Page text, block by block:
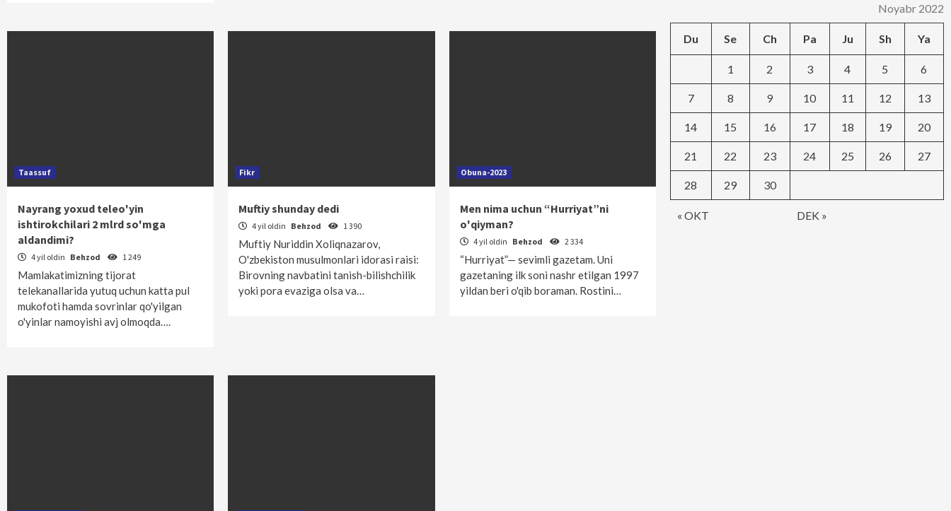
Taassuf
Nayrang yoxud teleo'yin
ishtirokchilari 2 mlrd so'mga
aldandimi?
4 yil oldin Behzod 1 249
Mamlakatimizning tijorat
telekanallarida yutuq uchun katta pul
mukofoti hamda sovrinlar qo'yilgan
o'yinlar namoyishi avj olmoqda….
Fikr
Muftiy shunday dedi
4 yil oldin Behzod 1 390
Muftiy Nuriddin Xoliqnazarov,
O'zbekiston musulmonlari idorasi raisi:
Birovning navbatini tanish-bilishchilik
yoki pora evaziga olsa va…
Obuna-2023
Men nima uchun “Hurriyat”ni
o'qiyman?
4 yil oldin Behzod 2 334
“Hurriyat”— sevimli gazetam. Uni
gazetaning ilk soni nashr etilgan 1997
yildan beri o'qib boraman. Rostini…
Noyabr 2022
Du Se Ch Pa Ju Sh Ya
« OKT DEK »
1 2 3 4 5 6
7 8 9 10 11 12 13
14 15 16 17 18 19 20
21 22 23 24 25 26 27
28 29 30